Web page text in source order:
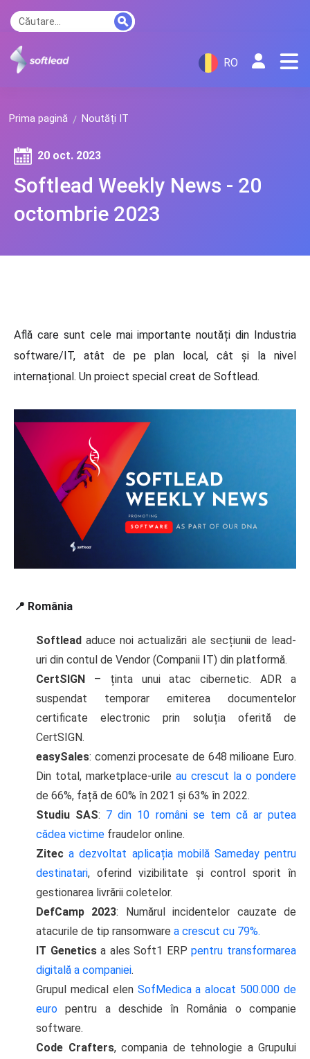
RO
Prima pagină Noutăți IT
Softlead Weekly News - 20
octombrie 2023
20 oct. 2023
Află care sunt cele mai importante noutăți din Industria
software/IT, atât de pe plan local, cât și la nivel
internațional. Un proiect special creat de Softlead.
📍 România
Softlead aduce noi actualizări ale secțiunii de lead-
uri din contul de Vendor (Companii IT) din platformă.
CertSIGN – ținta unui atac cibernetic. ADR a
suspendat temporar emiterea documentelor
certificate electronic prin soluția oferită de
CertSIGN.
easySales: comenzi procesate de 648 milioane Euro.
Din total, marketplace-urile au crescut la o pondere
de 66%, față de 60% în 2021 și 63% în 2022.
Studiu SAS: 7 din 10 români se tem că ar putea
cădea victime fraudelor online.
Ziteca dezvoltat aplicația mobilă Sameday pentru
destinatari, oferind vizibilitate și control sporit în
gestionarea livrării coletelor.
DefCamp 2023: Numărul incidentelor cauzate de
atacurile de tip ransomware a crescut cu 79%.
IT Geneticsa ales Soft1 ERPpentru transformarea
digitală a companiei.
Grupul medical elen SofMedica a alocat 500.000 de
euro pentru a deschide în România o companie
software.
Code Crafters, compania de tehnologie a Grupului